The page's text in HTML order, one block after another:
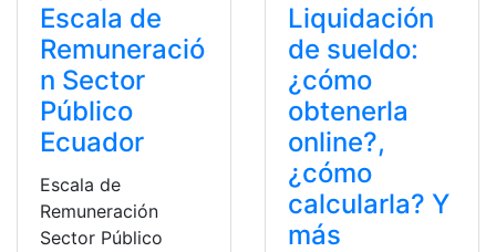
Escala de
Remuneració
n Sector
Público
Ecuador
Escala de
Remuneración
Sector Público
Liquidación
de sueldo:
¿cómo
obtenerla
online?,
¿cómo
calcularla? Y
más